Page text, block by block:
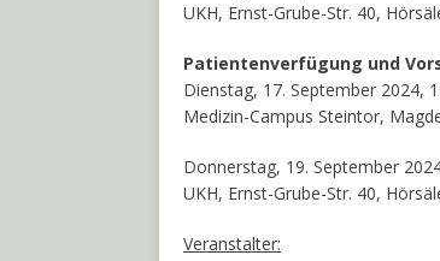
UKH, Ernst-Grube-Str. 40,
Patientenverfügung und
Dienstag, 17. September 2024,
Medizin-Campus Steintor,
Donnerstag, 19. September
UKH, Ernst-Grube-Str. 40,
Veranstalter: